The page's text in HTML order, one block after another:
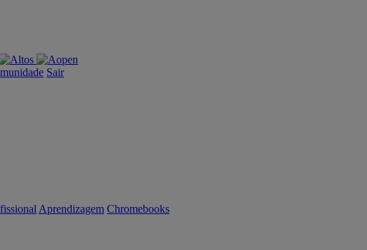
Sair
Aprendizagem Chromebooks